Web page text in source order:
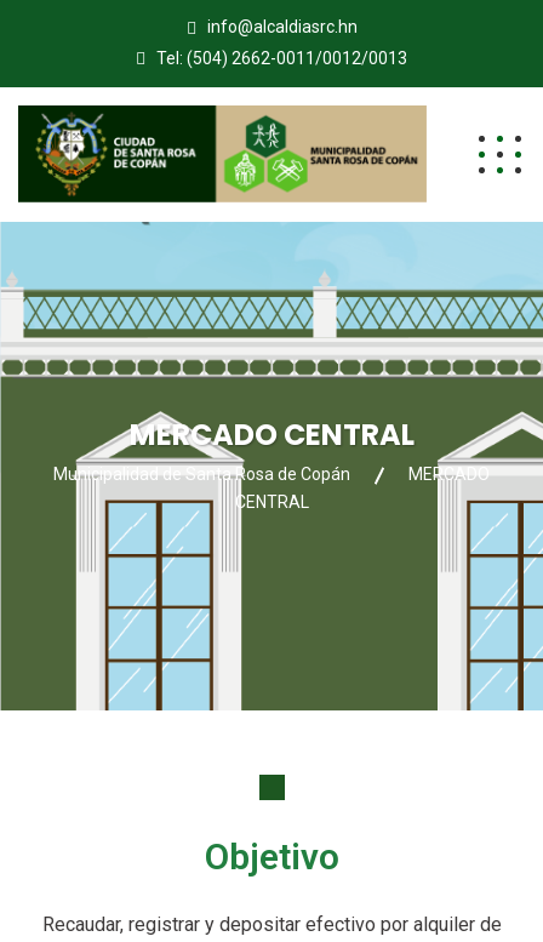
info@alcaldiasrc.hn
Tel: (504) 2662-0011/0012/0013
MERCADO CENTRAL
Municipalidad de Santa Rosa de Copán
MERCADO
CENTRAL
Objetivo
Recaudar, registrar y depositar efectivo por alquiler de